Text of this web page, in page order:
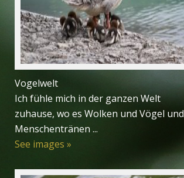
Vogelwelt
Ich fühle mich in der ganzen Welt
zuhause, wo es Wolken und Vögel und
Menschentränen ...
See images »